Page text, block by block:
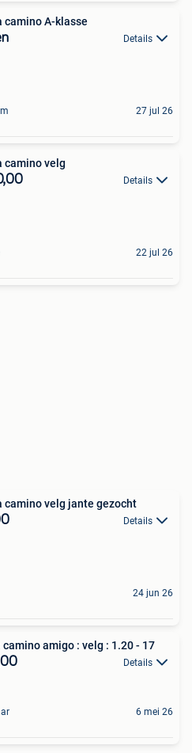
camino A-klasse
Details
27 jul 26
camino velg
Details
22 jul 26
camino velg jante gezocht
Details
24 jun 26
camino amigo : velg : 1.20 - 17
Details
6 mei 26